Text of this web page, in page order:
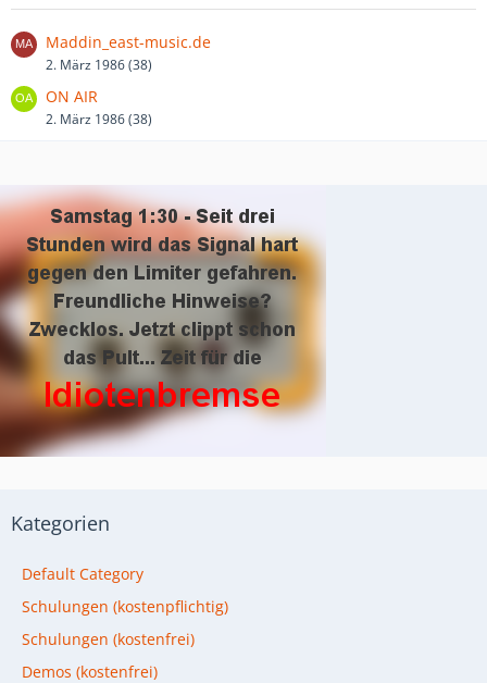
Maddin_east-music.de
2. März 1986 (38)
ON AIR
2. März 1986 (38)
Kategorien
Default Category
Schulungen (kostenpflichtig)
Schulungen (kostenfrei)
Demos (kostenfrei)